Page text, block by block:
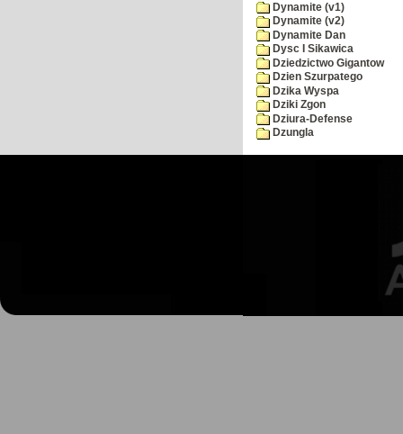
Dynamite (v1)
Dynamite (v2)
Dynamite Dan
Dysc I Sikawica
Dziedzictwo Gigantow
Dzien Szurpatego
Dzika Wyspa
Dziki Zgon
Dziura-Defense
Dzungla